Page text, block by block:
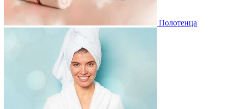
Полотенца